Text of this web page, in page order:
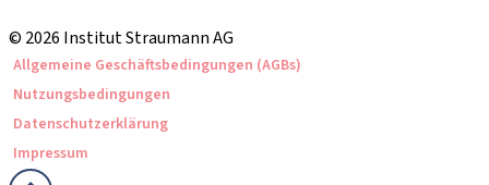
© 2026 Institut Straumann AG
Allgemeine Geschäftsbedingungen (AGBs)
Nutzungsbedingungen
Datenschutzerklärung
Impressum